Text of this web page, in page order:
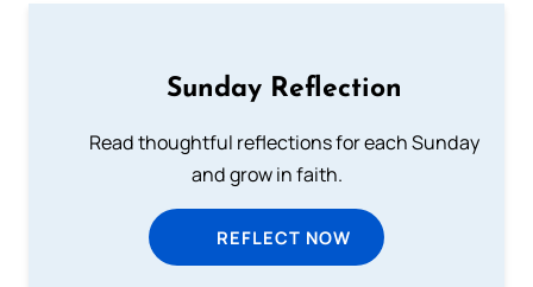
Sunday Reflection
Read thoughtful reflections for each Sunday
and grow in faith.
REFLECT NOW